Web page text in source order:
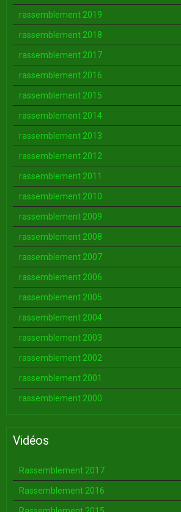
rassemblement 2019
rassemblement 2018
rassemblement 2017
rassemblement 2016
rassemblement 2015
rassemblement 2014
rassemblement 2013
rassemblement 2012
rassemblement 2011
rassemblement 2010
rassemblement 2009
rassemblement 2008
rassemblement 2007
rassemblement 2006
rassemblement 2005
rassemblement 2004
rassemblement 2003
rassemblement 2002
rassemblement 2001
rassemblement 2000
Vidéos
Rassemblement 2017
Rassemblement 2016